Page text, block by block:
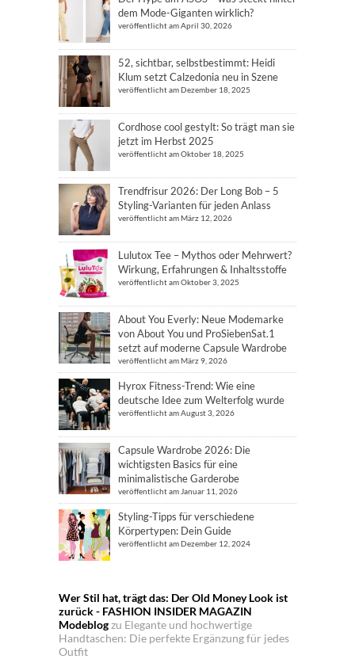
dem Mode-Giganten wirklich?
veröffentlicht am April 30, 2026
52, sichtbar, selbstbestimmt: Heidi
Klum setzt Calzedonia neu in Szene
veröffentlicht am Dezember 18, 2025
Cordhose cool gestylt: So trägt man sie
jetzt im Herbst 2025
veröffentlicht am Oktober 18, 2025
Trendfrisur 2026: Der Long Bob – 5
Styling-Varianten für jeden Anlass
veröffentlicht am März 12, 2026
Lulutox Tee – Mythos oder Mehrwert?
Wirkung, Erfahrungen & Inhaltsstoffe
veröffentlicht am Oktober 3, 2025
About You Everly: Neue Modemarke
von About You und ProSiebenSat.1
setzt auf moderne Capsule Wardrobe
veröffentlicht am März 9, 2026
Hyrox Fitness-Trend: Wie eine
deutsche Idee zum Welterfolg wurde
veröffentlicht am August 3, 2026
Capsule Wardrobe 2026: Die
wichtigsten Basics für eine
minimalistische Garderobe
veröffentlicht am Januar 11, 2026
Styling-Tipps für verschiedene
Körpertypen: Dein Guide
veröffentlicht am Dezember 12, 2024
Wer Stil hat, trägt das: Der Old Money Look ist
zurück - FASHION INSIDER MAGAZIN
Modeblogzu Elegante und hochwertige
Handtaschen: Die perfekte Ergänzung für jedes
Outfit